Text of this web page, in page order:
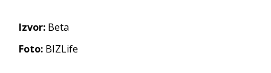
Izvor: Beta
Foto: BIZLife